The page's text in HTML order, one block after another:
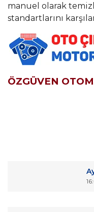
manuel olarak
standartlarını
ÖZGÜVEN
Görüş ve önerileriniz